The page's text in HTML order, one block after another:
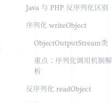
Java 与 PHP 反序列化区别
序列化 writeObject
ObjectOutputStream类
重点：序列化调用机制解
析
反序列化 readObject